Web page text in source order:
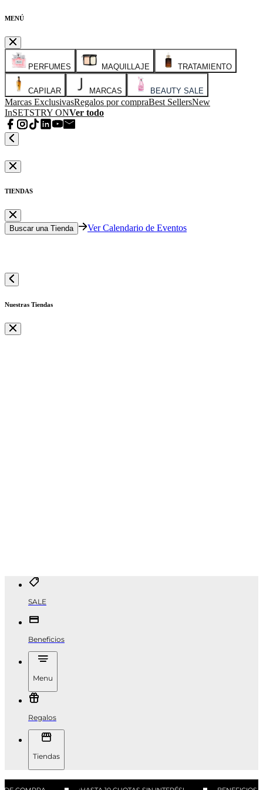
MENÚ
PERFUMES MAQUILLAJE TRATAMIENTO
CAPILAR MARCAS BEAUTY SALE
Marcas ExclusivasRegalos por compraBest SellersNew
InSETSTRY ONVer todo
TIENDAS
Buscar una Tienda Ver Calendario de Eventos
Nuestras Tiendas
SALE
Beneficios
Menu
Regalos
Tiendas